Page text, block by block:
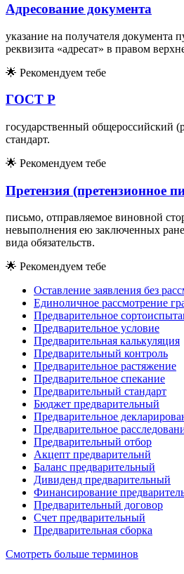
Адресование документа
указание на получателя документа
реквизита «адресат» в правом
🌟 Рекомендуем тебе
ГОСТ Р
государственный общероссийский
стандарт.
🌟 Рекомендуем тебе
Претензия (претензионное
письмо, отправляемое виновной
невыполнения ею заключенных
вида обязательств.
🌟 Рекомендуем тебе
Оставление заявления без
Единоличное рассмотрение
Предварительное
Предварительное условие
Предварительная калькуляция
Предварительный контроль
Предварительное растяжение
Предварительное спекание
Предварительный стандарт
Бюджет предварительный
Предварительное
Предварительное
Предварительный отбор
Акцепт предварительнй
Баланс предварительный
Дивиденд предварительный
Финансирование
Предварительный договор
Счет предварительный
Предварительная сборка
Смотреть больше терминов